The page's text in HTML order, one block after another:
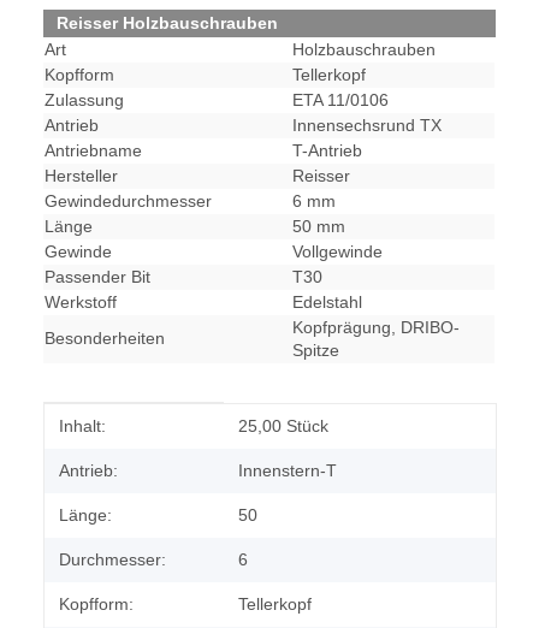
Reisser Holzbauschrauben
Art
Holzbauschrauben
Kopfform
Tellerkopf
Zulassung
ETA 11/0106
Antrieb
Innensechsrund TX
Antriebname
T-Antrieb
Hersteller
Reisser
Gewindedurchmesser
6 mm
Länge
50 mm
Gewinde
Vollgewinde
Passender Bit
T30
Werkstoff
Edelstahl
Besonderheiten
Kopfprägung, DRIBO-
Spitze
Produkteigenschaft
Wert
Inhalt: 25,00 Stück
Antrieb: Innenstern-T
Länge: 50
Durchmesser: 6
Kopfform: Tellerkopf